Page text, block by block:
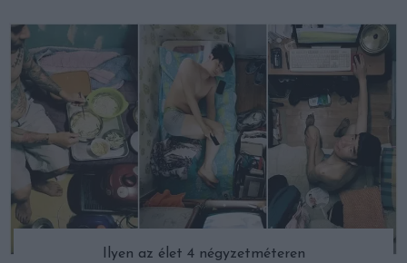
Ilyen az élet 4 négyzetméteren